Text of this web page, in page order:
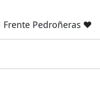
Frente Pedroñeras ❤️